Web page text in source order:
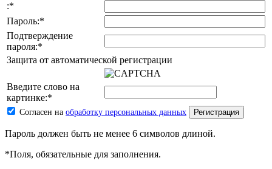
:*
Пароль:*
Подтверждение
пароля:*
Защита от автоматической регистрации
Введите слово на
картинке:*
Согласен на обработку персональных данных
Пароль должен быть не менее 6 символов длиной.
*Поля, обязательные для заполнения.